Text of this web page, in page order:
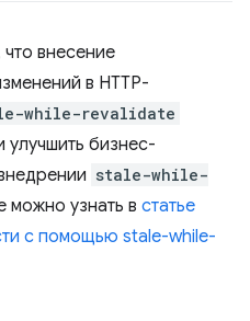
внесение
в HTTP-
while-revalidate
улучшить бизнес-
stale-while-
можно узнать в статье
с помощью stale-while-